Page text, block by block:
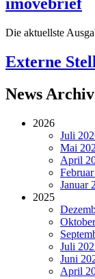
Die aktuellste
Externe
News Archiv
2026
Juli
Mai
April
Januar
2025
Juli
Juni
April